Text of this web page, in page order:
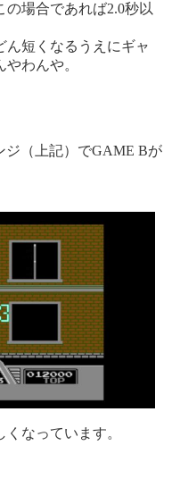
の場合であれば2.0秒以
ん短くなるうえにギャ
わんや。
ジ（上記）でGAME Bが
なっています。